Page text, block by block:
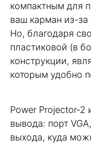
компактным для
ваш карман из-
Но, благодаря
пластиковой (в
конструкции,
которым удобно
Power Projector-2
вывода: порт
выхода, куда